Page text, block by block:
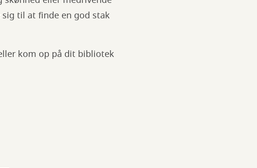
til at finde en god stak
kom op på dit bibliotek